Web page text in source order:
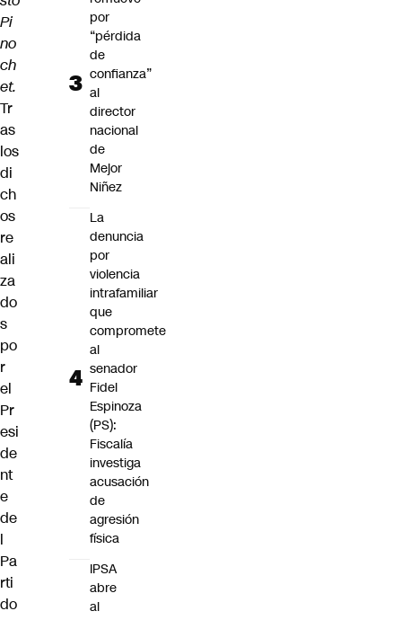
Pi
no
ch
et.
Tr
as
los
di
ch
os
re
ali
za
do
s
po
r
el
Pr
esi
de
nt
e
de
l
Pa
rti
do
por
“pérdida
de
confianza”
al
director
nacional
de
Mejor
Niñez
La
denuncia
por
violencia
intrafamiliar
que
compromete
al
senador
Fidel
Espinoza
(PS):
Fiscalía
investiga
acusación
de
agresión
física
IPSA
abre
al